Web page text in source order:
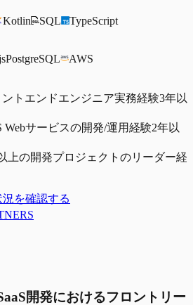
Kotlin SQL TypeScript
PostgreSQL AWS
ントエンドエンジニア実務経験3年以
Webサービスの開発/運用経験2年以
上の開発プロジェクトのリーダー経
を確認する
開発におけるフロントリー